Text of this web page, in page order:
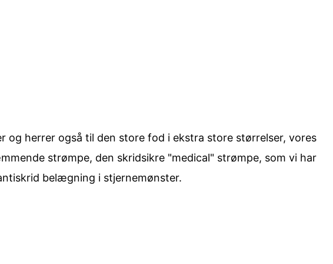
og herrer også til den store fod i ekstra store størrelser, vores
strømpe, den skridsikre "medical" strømpe, som vi har
belægning i stjernemønster.